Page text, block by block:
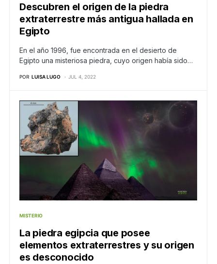
Descubren el origen de la piedra
extraterrestre más antigua hallada en
Egipto
En el año 1996, fue encontrada en el desierto de
Egipto una misteriosa piedra, cuyo origen había sido…
POR LUISA LUGO JUL 4, 2022
MISTERIO
La piedra egipcia que posee
elementos extraterrestres y su origen
es desconocido